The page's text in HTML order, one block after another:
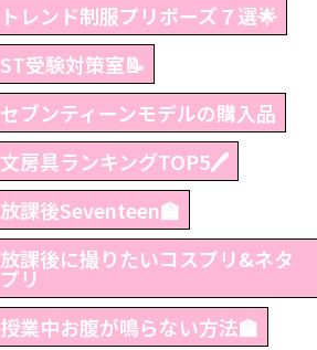
トレンド制服プリポーズ７選🌟
ST受験対策室📝
セブンティーンモデルの購入品
文房具ランキングTOP5🖊
放課後Seventeen🏫
放課後に撮りたいコスプリ&ネタ
プリ
授業中お腹が鳴らない方法🏫